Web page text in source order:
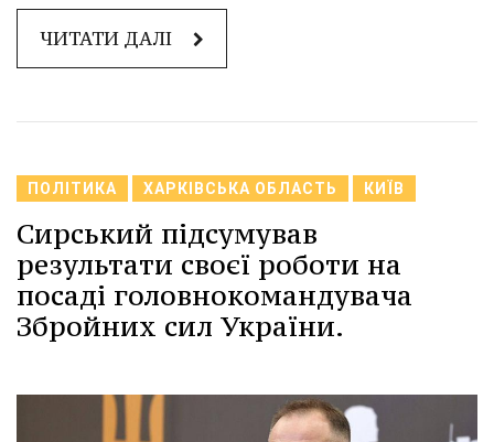
ЧИТАТИ ДАЛІ
ПОЛІТИКА ХАРКІВСЬКА ОБЛАСТЬ КИЇВ
Сирський підсумував
результати своєї роботи на
посаді головнокомандувача
Збройних сил України.